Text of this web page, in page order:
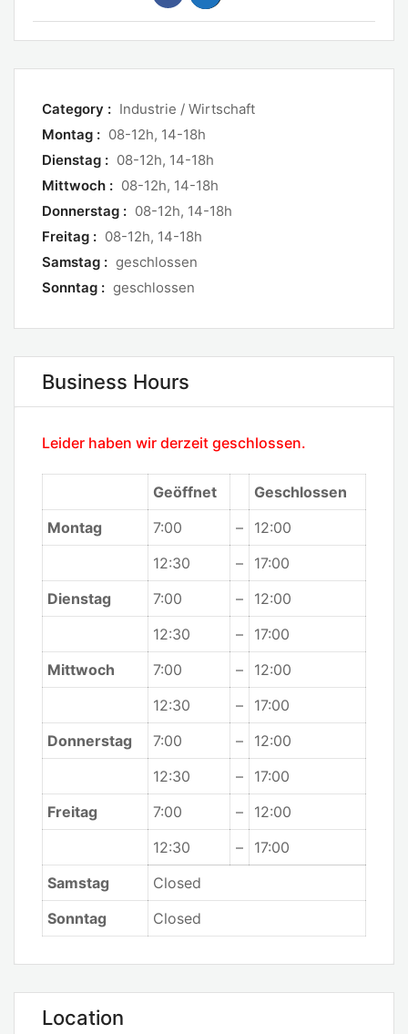
Category : Industrie / Wirtschaft
Montag : 08-12h, 14-18h
Dienstag : 08-12h, 14-18h
Mittwoch : 08-12h, 14-18h
Donnerstag : 08-12h, 14-18h
Freitag : 08-12h, 14-18h
Samstag : geschlossen
Sonntag : geschlossen
Business Hours
Leider haben wir derzeit geschlossen.
Geöffnet
Geschlossen
Montag
7:00 –
12:00
12:30
–
17:00
Dienstag
7:00 –
12:00
12:30
–
17:00
Mittwoch
7:00 –
12:00
12:30
–
17:00
Donnerstag
7:00 –
12:00
12:30
–
17:00
Freitag
7:00 –
12:00
12:30
–
17:00
Samstag
Closed
Sonntag
Closed
Location